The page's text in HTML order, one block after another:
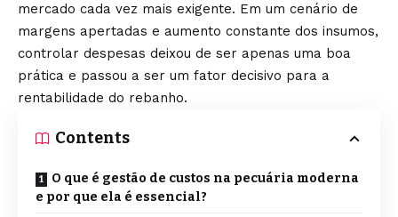
mercado cada vez mais exigente. Em um cenário de
margens apertadas e aumento constante dos insumos,
controlar despesas deixou de ser apenas uma boa
prática e passou a ser um fator decisivo para a
rentabilidade do rebanho.
Contents
O que é gestão de custos na pecuária moderna
e por que ela é essencial?